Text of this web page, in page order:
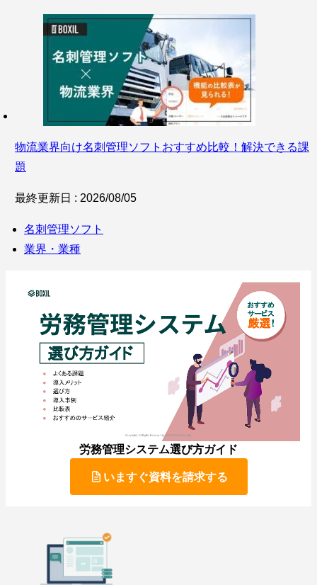
物流業界向け名刺管理ソフトおすすめ比較！解決できる課
題
最終更新日 : 2026/08/05
名刺管理ソフト
業界・業種
労務管理システム選び方ガイド
いますぐ資料を請求する